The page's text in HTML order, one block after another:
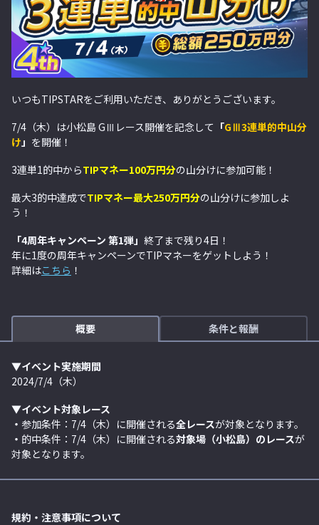
いつもTIPSTARをご利用いただき、ありがとうございます。
7/4（木）は小松島 GⅢレース開催を記念して 「GⅢ3連単的中山分
け」 を開催！
3連単1的中からTIPマネー100万円分の山分けに参加可能！
最大3的中達成でTIPマネー最大250万円分の山分けに参加しよ
う！
「4周年キャンペーン 第1弾」 終了まで残り4日！
年に1度の周年キャンペーンでTIPマネーをゲットしよう！
詳細はこちら ！
概要 条件と報酬
▼イベント実施期間
2024/7/4（木）
▼イベント対象レース
・ 参加条件：7/4（木）に開催される全レースが対象となります。
・ 的中条件：7/4（木）に開催される対象場（小松島）のレースが
対象となります。
規約・注意事項について